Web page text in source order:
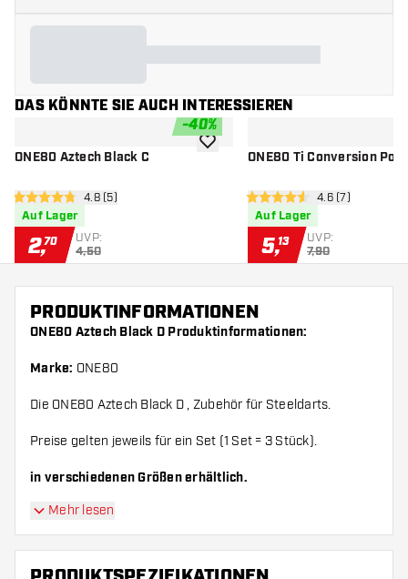
DAS KÖNNTE SIE AUCH INTERESSIEREN
-40%
ONE80 Aztech Black C
Bewertungsbereich öffnen
4.8 Bewertungssterne
4.8 (5)
Auf Lager
2,70 UVP:
4,50
Zur Wunschliste hinzufügen
ONE80 Ti Conversion
4.6 Bewertungssterne
4.6 (7)
Auf Lager
5,13 UVP:
7,90
PRODUKTINFORMATIONEN
ONE80 Aztech Black D Produktinformationen:
Marke: ONE80
Die ONE80 Aztech Black D , Zubehör für Steeldarts.
Preise gelten jeweils für ein Set (1 Set = 3 Stück).
in verschiedenen Größen erhältlich.
Mehr lesen